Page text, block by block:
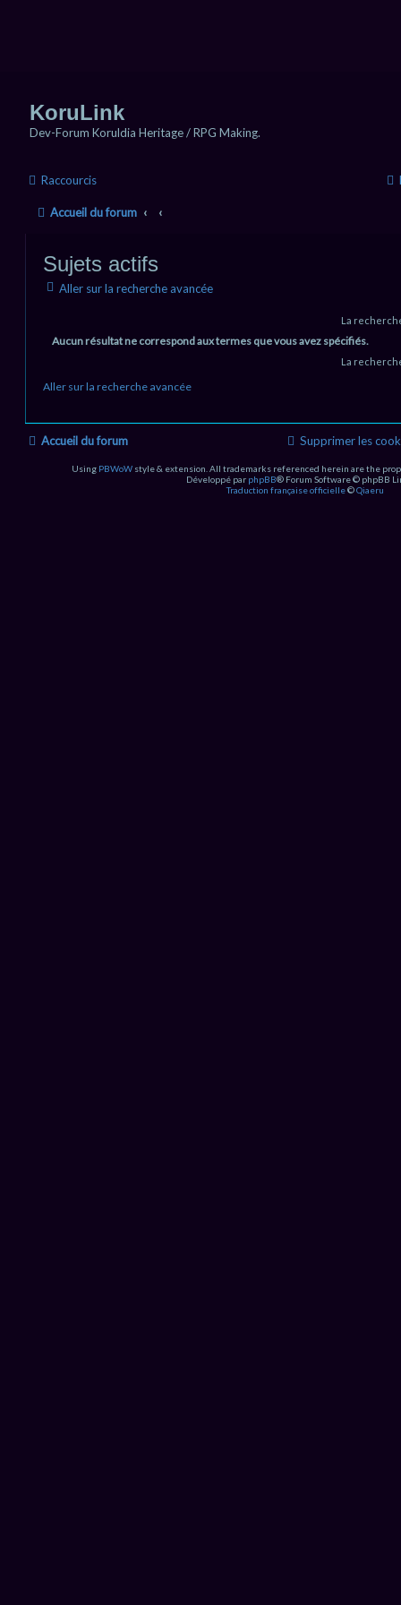
KoruLink
Dev-Forum Koruldia Heritage / RPG Making.
Raccourcis
Accueil du forum
Sujets actifs
Aller sur la recherche avancée
La
Aucun résultat ne correspond aux termes que vous avez spécifiés.
La
Aller sur la recherche avancée
Accueil du forum Supprimer les
Using PBWoW style & extension. All trademarks referenced herein are the
Développé par phpBB® Forum Software © phpBB
Traduction française officielle©Qiaeru